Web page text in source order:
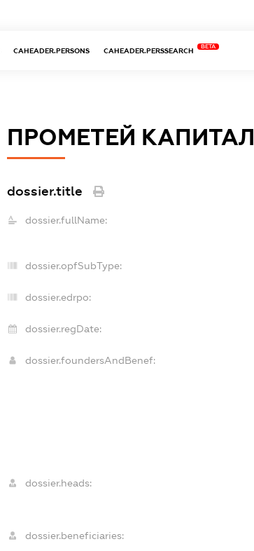
CAHEADER.PERSONS CAHEADER.PERSSEARCH
BETA
ПРОМЕТЕЙ КАПИТАЛ
dossier.title
dossier.fullName:
dossier.opfSubType:
dossier.edrpo:
dossier.regDate:
dossier.foundersAndBenef:
dossier.heads:
dossier.beneficiaries: